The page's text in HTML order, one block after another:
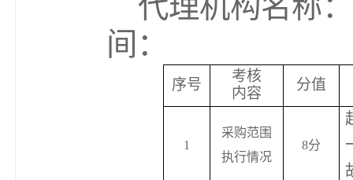
代理机构名称：
间：
序号
考核
内容
分值
1
采购范围
执行情况
8分